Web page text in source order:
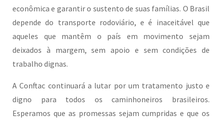
econômica e garantir o sustento de suas famílias. O Brasil
depende do transporte rodoviário, e é inaceitável que
aqueles que mantêm o país em movimento sejam
deixados à margem, sem apoio e sem condições de
trabalho dignas.
A Conftac continuará a lutar por um tratamento justo e
digno para todos os caminhoneiros brasileiros.
Esperamos que as promessas sejam cumpridas e que os